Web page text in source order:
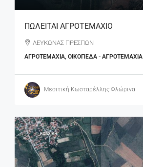
ΠΩΛΕΙΤΑΙ ΑΓΡΟΤΕΜΑΧΙΟ
ΛΕΥΚΩΝΑΣ ΠΡΕΣΠΩΝ
ΑΓΡΟΤΕΜΆΧΙΑ, ΟΙΚΌΠΕΔΑ - ΑΓΡΟΤΕΜΆΧΙΑ
Μεσιτική Κωσταρέλλης Φλώρινα